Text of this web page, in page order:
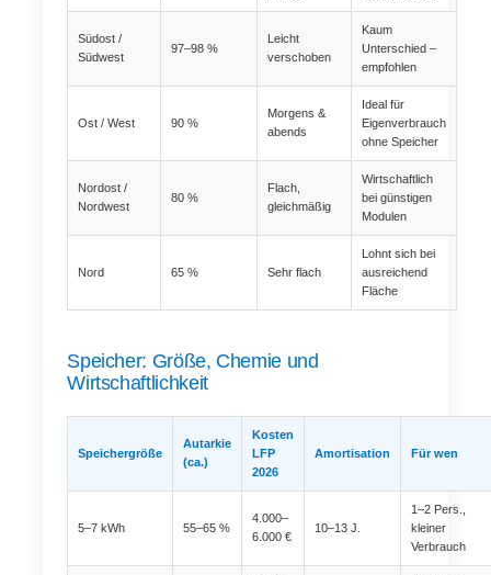
Südost /
Südwest
97–98 %
Leicht
verschoben
Kaum
Unterschied –
empfohlen
Ost / West 90 %
Morgens &
abends
Ideal für
Eigenverbrauch
ohne Speicher
Nordost /
Nordwest
80 %
Flach,
gleichmäßig
Wirtschaftlich
bei günstigen
Modulen
Nord 65 % Sehr flach
Lohnt sich bei
ausreichend
Fläche
Speicher: Größe, Chemie und
Wirtschaftlichkeit
Speichergröße
Autarkie
(ca.)
Kosten
LFP
2026
Amortisation Für wen
5–7 kWh 55–65 %
4.000–
6.000 €
10–13 J.
1–2 Pers.,
kleiner
Verbrauch